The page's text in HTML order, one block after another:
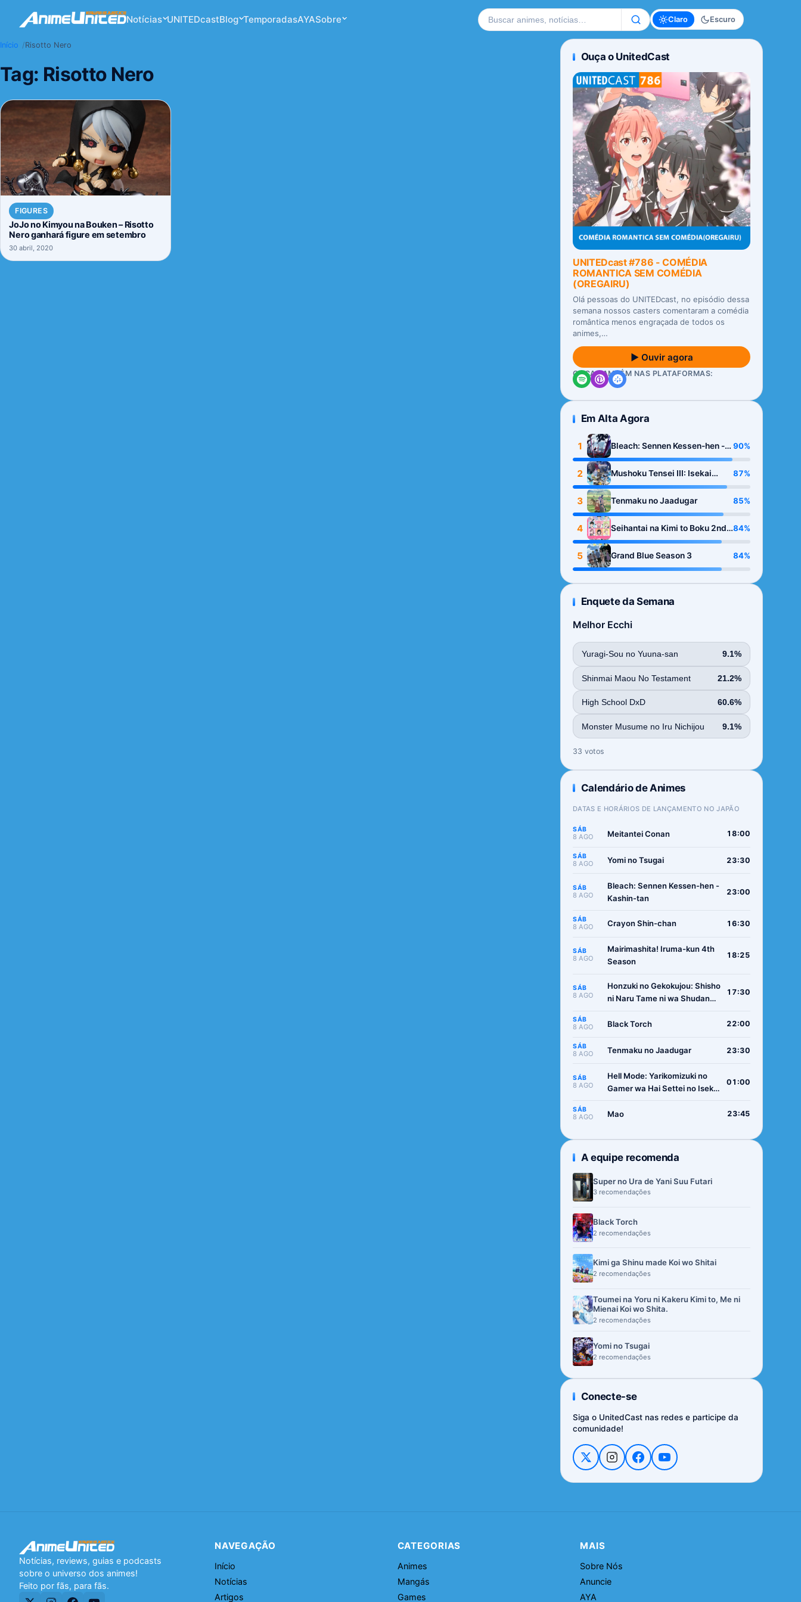
Notícias UNITEDcastBlog TemporadasAYASobre Buscar no site Claro Escuro
Início Risotto Nero
Tag: Risotto Nero
FIGURES
JoJo no Kimyou na Bouken – Risotto
Nero ganhará figure em setembro
30 abril, 2020
Ouça o UnitedCast
UNITEDcast #786 - COMÉDIA
ROMANTICA SEM COMÉDIA
(OREGAIRU)
Olá pessoas do UNITEDcast, no episódio dessa
semana nossos casters comentaram a comédia
romântica menos engraçada de todos os
animes,…
▶ Ouvir agora
OUÇA TAMBÉM NAS PLATAFORMAS:
Em Alta Agora
1
Bleach: Sennen Kessen-hen -
Kashin-tan
90%
2
Mushoku Tensei III: Isekai
Ittara Honki Dasu
87%
3 Tenmaku no Jaadugar 85%
4
Seihantai na Kimi to Boku 2nd
Season
84%
5 Grand Blue Season 3 84%
Enquete da Semana
Melhor Ecchi
Yuragi-Sou no Yuuna-san 9.1%
Shinmai Maou No Testament 21.2%
High School DxD 60.6%
Monster Musume no Iru Nichijou 9.1%
33 votos
Calendário de Animes
DATAS E HORÁRIOS DE LANÇAMENTO NO JAPÃO
SÁB
8 AGO Meitantei Conan 18:00
SÁB
8 AGO Yomi no Tsugai 23:30
SÁB
8 AGO
Bleach: Sennen Kessen-hen -
Kashin-tan
23:00
SÁB
8 AGO Crayon Shin-chan 16:30
SÁB
8 AGO
Mairimashita! Iruma-kun 4th
Season
18:25
SÁB
8 AGO
Honzuki no Gekokujou: Shisho
ni Naru Tame ni wa Shudan
Ryoushu no Youjo
17:30
SÁB
8 AGO Black Torch 22:00
SÁB
8 AGO Tenmaku no Jaadugar 23:30
SÁB
8 AGO
Hell Mode: Yarikomizuki no
Gamer wa Hai Settei no Isekai
01:00
SÁB
8 AGO Mao 23:45
A equipe recomenda
Super no Ura de Yani Suu Futari
3 recomendações
Black Torch
2 recomendações
Kimi ga Shinu made Koi wo Shitai
2 recomendações
Toumei na Yoru ni Kakeru Kimi to, Me ni
Mienai Koi wo Shita.
2 recomendações
Yomi no Tsugai
2 recomendações
Conecte-se
Siga o UnitedCast nas redes e participe da
comunidade!
Notícias, reviews, guias e podcasts
sobre o universo dos animes!
Feito por fãs, para fãs.
NAVEGAÇÃO
Início
Notícias
Artigos
CATEGORIAS
Animes
Mangás
Games
MAIS
Sobre Nós
Anuncie
AYA